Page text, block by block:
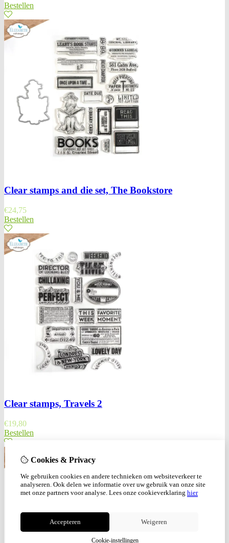
Bestellen
Clear stamps and die set, The Bookstore
€24,75
Bestellen
Clear stamps, Travels 2
€19,80
Bestellen
Cookies & Privacy
We gebruiken cookies en andere technieken om websiteverkeer te
analyseren. Ook delen we informatie over uw gebruik van onze site
met onze partners voor analyse. Lees onze cookieverklaring hier
Accepteren Weigeren
Cookie-instellingen